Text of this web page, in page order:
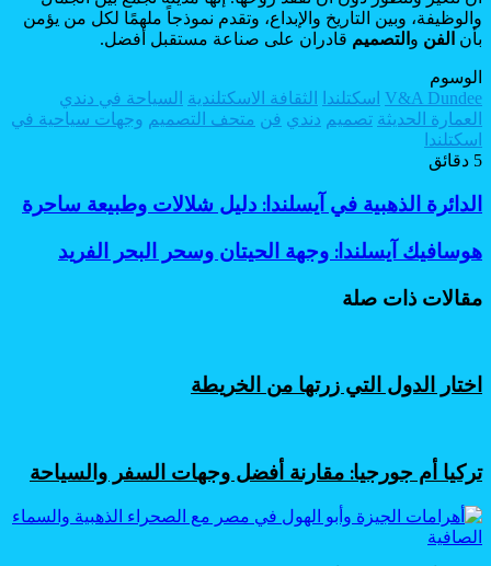
والوظيفة، وبين التاريخ والإبداع، وتقدم نموذجاً ملهمًا لكل من يؤمن
بأن الفن و التصميم قادران على صناعة مستقبل أفضل.
الوسوم
V&A Dundee اسكتلندا الثقافة الاسكتلندية
السياحة في دندي
العمارة الحديثة تصميم دندي فن متحف التصميم وجهات سياحية في
اسكتلندا
5 دقائق
الدائرة
الذهبية
آيسلندا:
دليل
شلالات
الدائرة الذهبية في آيسلندا: دليل شلالات وطبيعة ساحرة
هوسافيك
آيسلندا:
وجهة
الحيتان
الفريد
هوسافيك آيسلندا: وجهة الحيتان وسحر البحر الفريد
مقالات ذات صلة
اختار الدول التي زرتها من الخريطة
تركيا أم جورجيا: مقارنة أفضل وجهات السفر والسياحة